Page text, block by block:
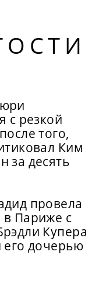
с резкой
того,
Ким
за десять
провела
Париже с
Купера
его дочерью